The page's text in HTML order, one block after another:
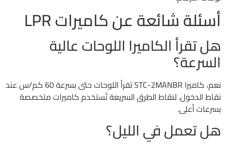
أسئلة شائعة عن كاميرات LPR
هل تقرأ الكاميرا اللوحات عالية
السرعة؟
نعم، كاميرا STC-2MANBR تقرأ اللوحات حتى بسرعة 60 كم/س عند
نقاط الدخول. لنقاط الطرق السريعة تُستخدم كاميرات متخصصة
بسرعات أعلى.
هل تعمل في الليل؟